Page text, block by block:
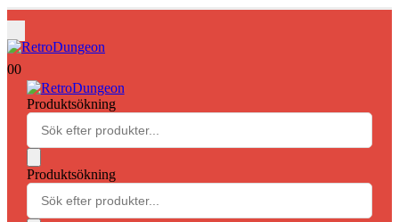
00
Produktsökning
Produktsökning